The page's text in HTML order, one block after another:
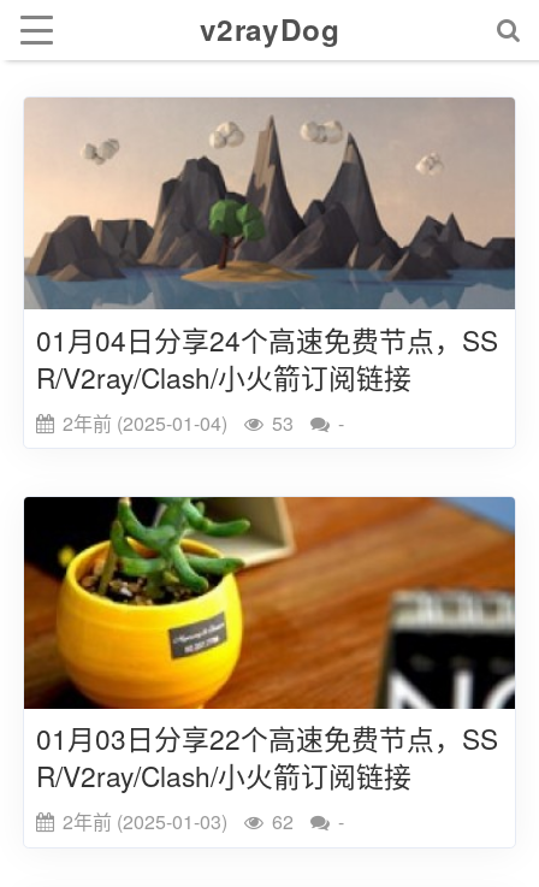
v2rayDog
01月04日分享24个高速免费节点，SS
R/V2ray/Clash/小火箭订阅链接
2年前 (2025-01-04) 53 -
01月03日分享22个高速免费节点，SS
R/V2ray/Clash/小火箭订阅链接
2年前 (2025-01-03) 62 -